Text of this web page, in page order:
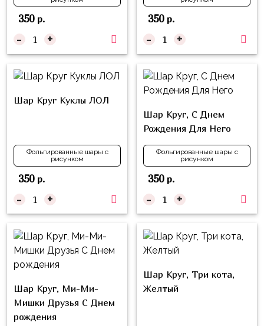
350р.
- +
350р.
- +
Шар Круг Куклы ЛОЛ
Фольгированные шары с
рисунком
350р.
- +
Шар Круг, С Днем
Рождения Для Него
Фольгированные шары с
рисунком
350р.
- +
Шар Круг, Ми-Ми-
Мишки Друзья С Днем
рождения
Шар Круг, Три кота,
Желтый
Шары
декором
Большие
шары
Ходячие
сюрприз
Бизнес
Индивидуальная
надпись
на
шар
Буквы
Товары
для
праздника
Буба
Лунтик
Чебурашка
Черепашки-
ниндзя
Динозавры
Принцессы
Микки
и
Минни
Спорт
Мамы,
Бабушки